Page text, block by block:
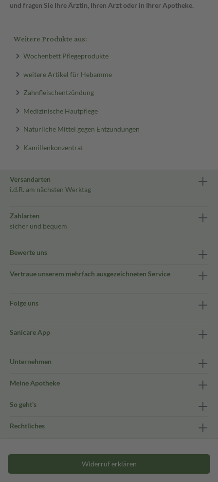
und fragen Sie Ihre Ärztin, Ihren Arzt oder in Ihrer Apotheke.
Weitere Produkte aus:
Wochenbett Pflegeprodukte
weitere Artikel für Hebamme
Zahnfleischentzündung
Medizinische Hautpflege
Natürliche Mittel gegen Entzündungen
Kamillenkonzentrat
Versandarten
i.d.R. am nächsten Werktag
Zahlarten
sicher und bequem
Bewerte uns
Vertraue unserem mehrfach ausgezeichneten Service
Folge uns
Sanicare App
Unternehmen
Meine Apotheke
So geht's
Rechtliches
Widerruf erklären